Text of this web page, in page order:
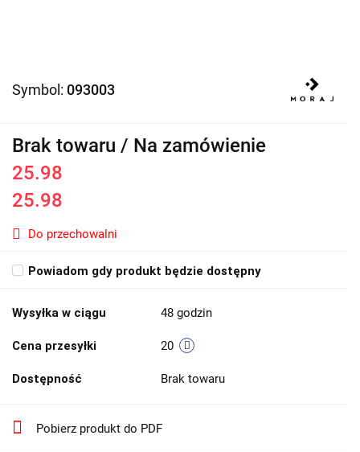
Symbol: 093003
Brak towaru / Na zamówienie
25.98
25.98
Do przechowalni
Powiadom gdy produkt będzie dostępny
Wysyłka w ciągu 48 godzin
Cena przesyłki 20
Dostępność Brak towaru
Pobierz produkt do PDF